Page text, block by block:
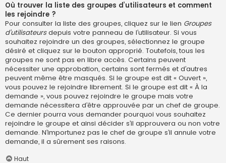
Où trouver la liste des groupes d’utilisateurs et comment
les rejoindre ?
Pour consulter la liste des groupes, cliquez sur le lien Groupes
d’utilisateursdepuis votre panneau de l’utilisateur. Si vous
souhaitez rejoindre un des groupes, sélectionnez le groupe
désiré et cliquez sur le bouton approprié. Toutefois, tous les
groupes ne sont pas en libre accès. Certains peuvent
nécessiter une approbation, certains sont fermés et d’autres
peuvent même être masqués. Si le groupe est dit « Ouvert »,
vous pouvez le rejoindre librement. Si le groupe est dit « À la
demande », vous pouvez rejoindre le groupe mais votre
demande nécessitera d’être approuvée par un chef de groupe.
Ce dernier pourra vous demander pourquoi vous souhaitez
rejoindre le groupe et ainsi décider s’il approuvera ou non votre
demande. N’importunez pas le chef de groupe s’il annule votre
demande, il a sûrement ses raisons.
Haut